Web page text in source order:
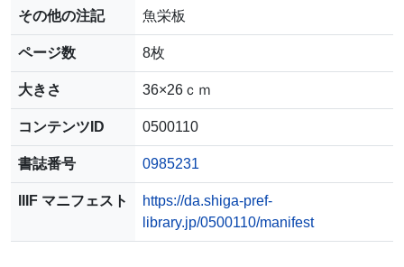
その他の注記 魚栄板
ページ数 8枚
大きさ 36×26ｃｍ
コンテンツID 0500110
書誌番号 0985231
IIIF マニフェスト
https://da.shiga-pref-
library.jp/0500110/manifest